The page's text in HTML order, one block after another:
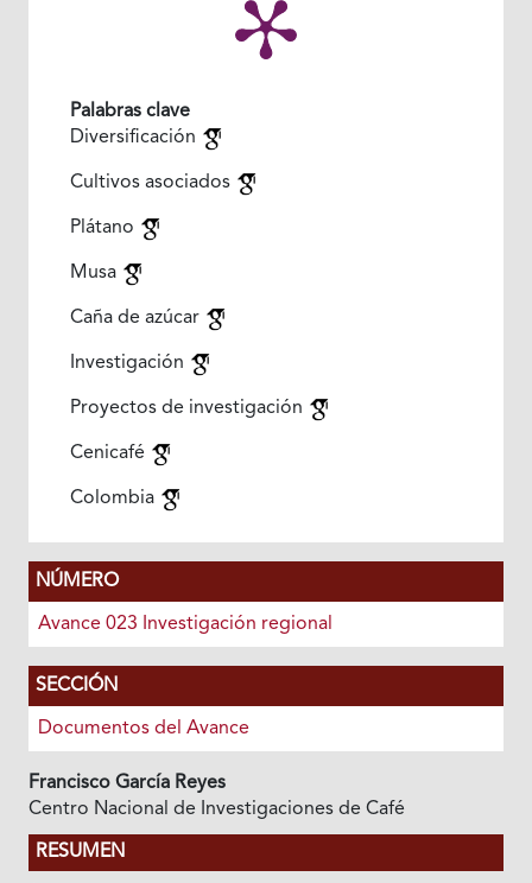
Palabras clave
Diversificación
Cultivos asociados
Plátano
Musa
Caña de azúcar
Investigación
Proyectos de investigación
Cenicafé
Colombia
NÚMERO
Avance 023 Investigación regional
SECCIÓN
Documentos del Avance
Francisco García Reyes
Centro Nacional de Investigaciones de Café
RESUMEN